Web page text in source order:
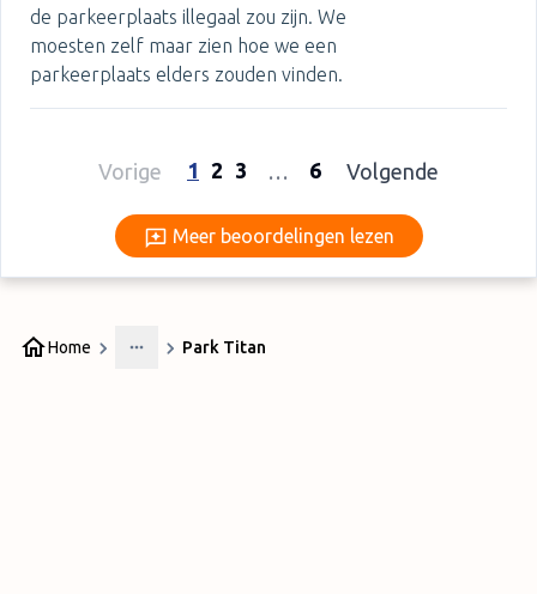
de parkeerplaats illegaal zou zijn. We
moesten zelf maar zien hoe we een
parkeerplaats elders zouden vinden.
Vorige 1 2 3 … 6 Volgende
Meer beoordelingen lezen
Meer beoordelingen lezen
Home
More
Park Titan